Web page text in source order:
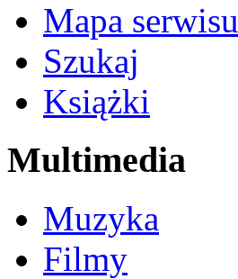
Mapa serwisu
Szukaj
Książki
Multimedia
Muzyka
Filmy